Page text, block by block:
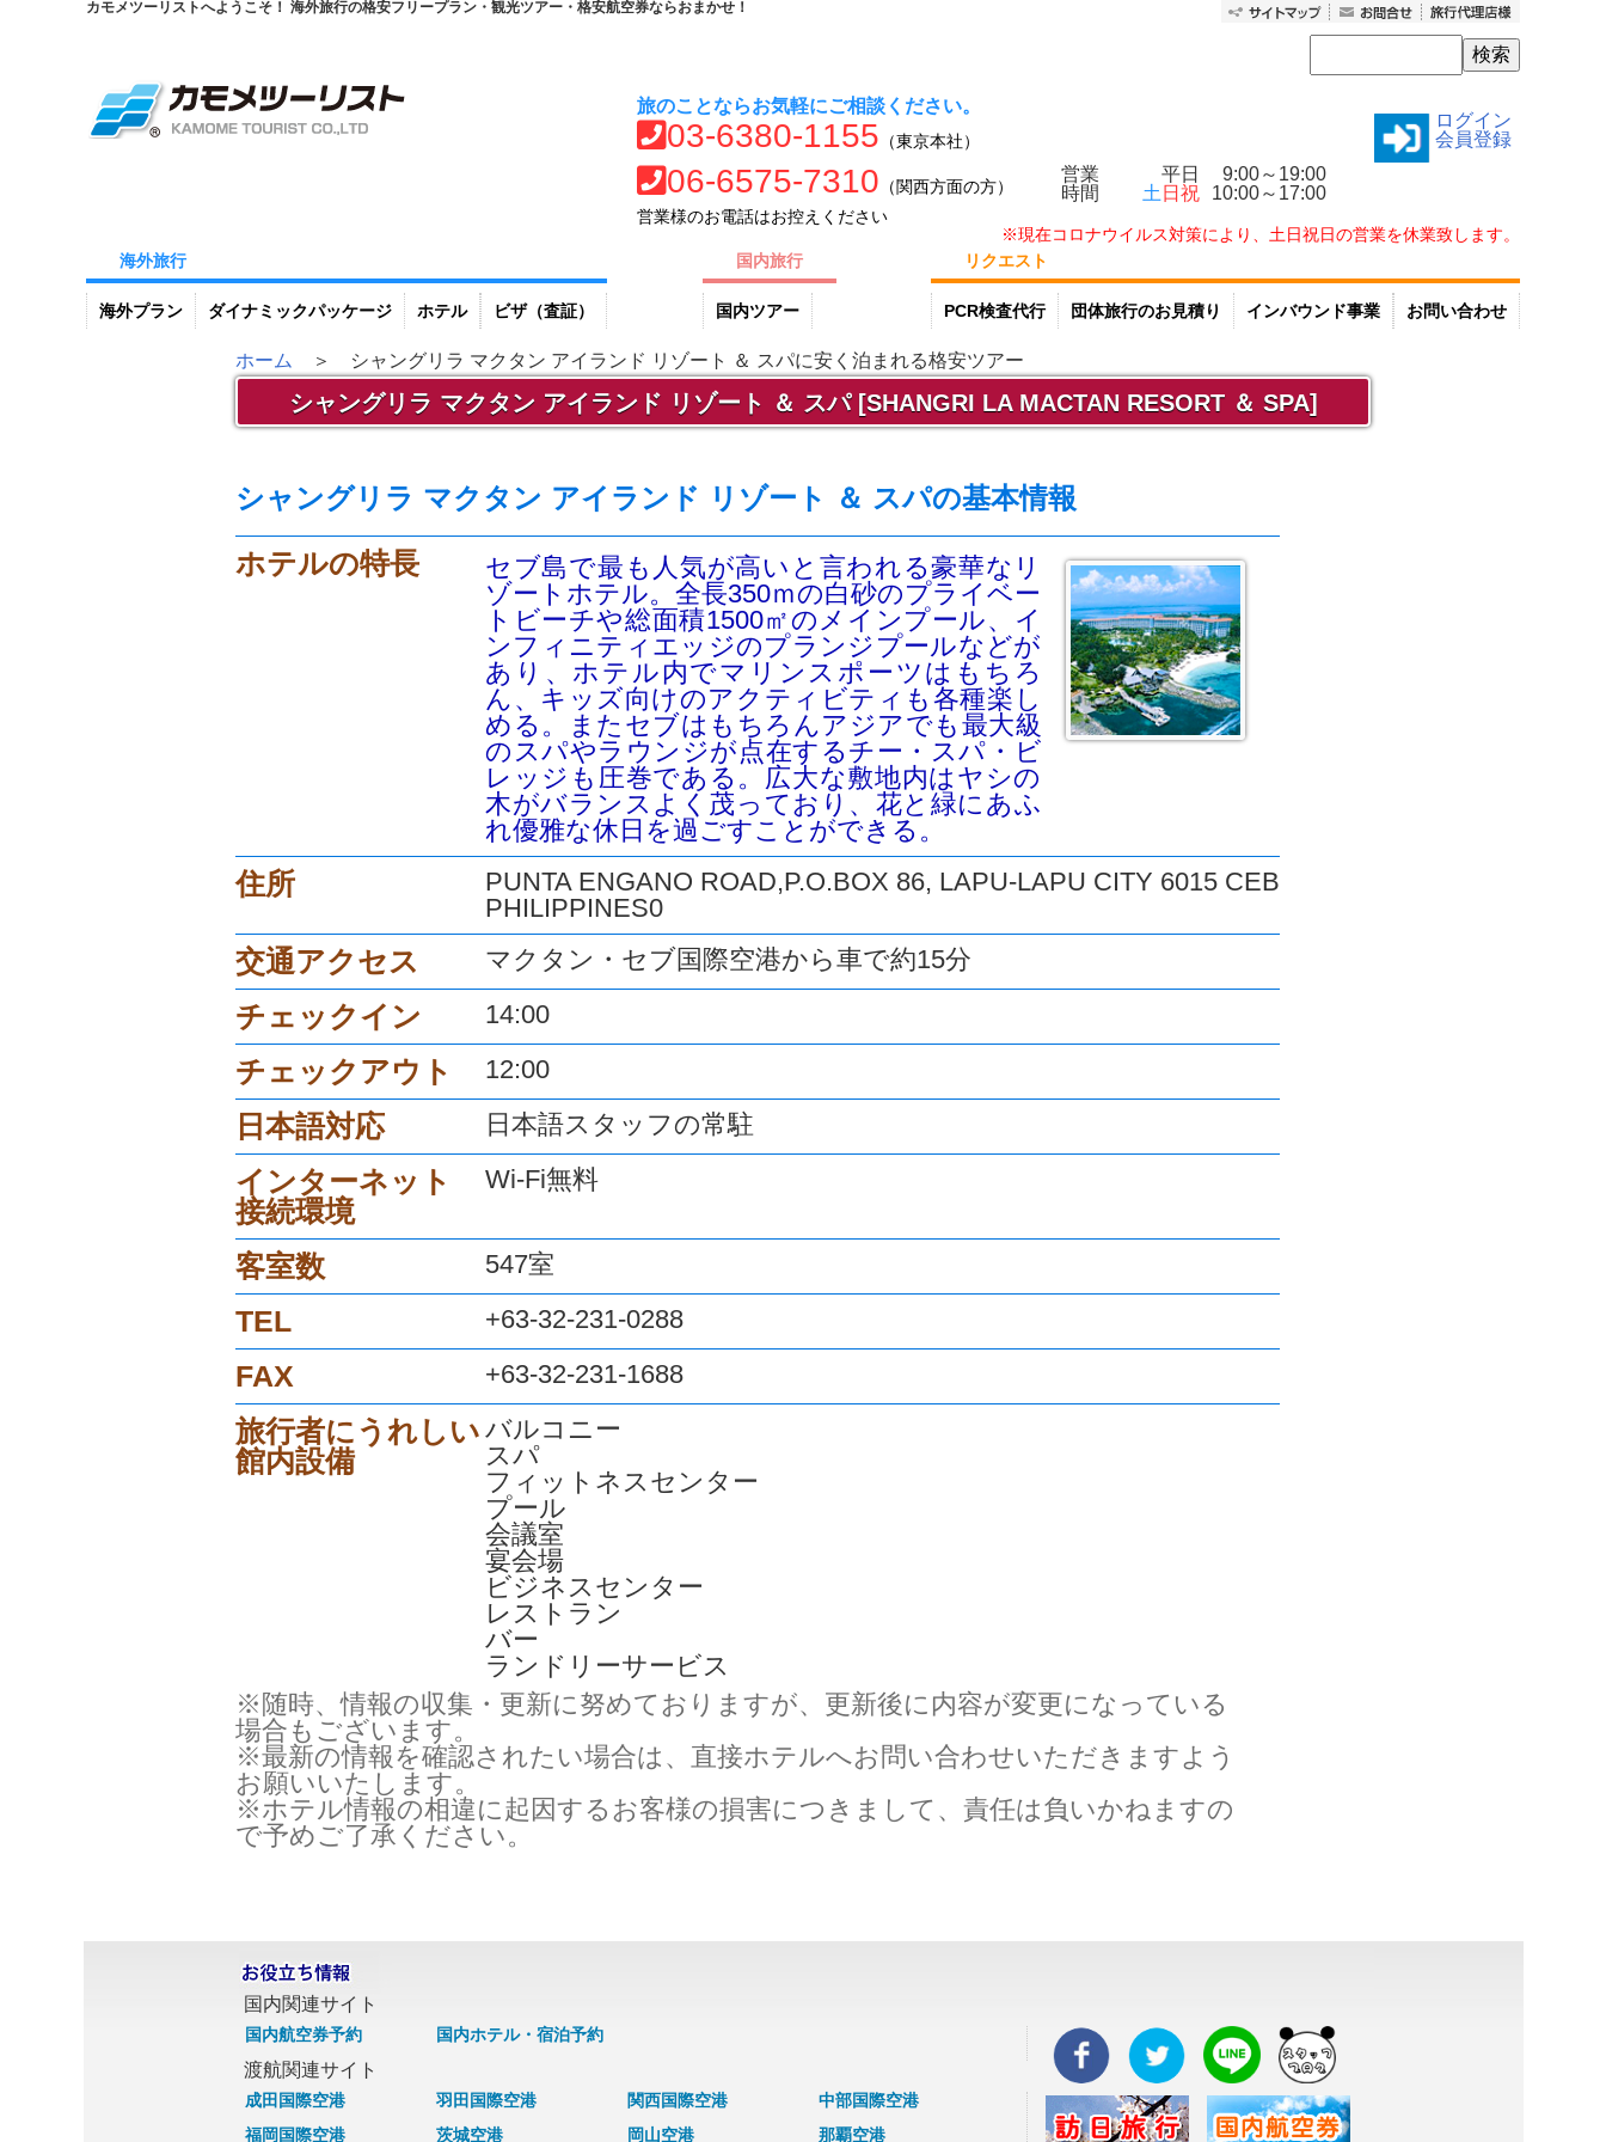
カモメツーリストへようこそ！ 海外旅行の格安フリープラン・観光ツアー・格安航空券ならおまかせ！
旅のことならお気軽にご相談ください。
03-6380-1155 （東京本社）
06-6575-7310 （関西方面の方）
営業様のお電話はお控えください
営業
時間
平日
土 日祝
9:00～19:00
10:00～17:00
ログイン
会員登録
※現在コロナウイルス対策により、土日祝日の営業を休業致します。
海外旅行
海外プラン ダイナミックパッケージ ホテル ビザ（査証）
国内旅行
国内ツアー
リクエスト
PCR検査代行 団体旅行のお見積り インバウンド事業 お問い合わせ
ホーム ＞ シャングリラ マクタン アイランド リゾート ＆ スパに安く泊まれる格安ツアー
シャングリラ マクタン アイランド リゾート ＆ スパ [SHANGRI LA MACTAN RESORT ＆ SPA]
シャングリラ マクタン アイランド リゾート ＆ スパの基本情報
ホテルの特長
セブ島で最も人気が高いと言われる豪華なリ
ゾートホテル。全長350ｍの白砂のプライベー
トビーチや総面積1500㎡のメインプール、イ
ンフィニティエッジのプランジプールなどが
あり、ホテル内でマリンスポーツはもちろ
ん、キッズ向けのアクティビティも各種楽し
める。またセブはもちろんアジアでも最大級
のスパやラウンジが点在するチー・スパ・ビ
レッジも圧巻である。広大な敷地内はヤシの
木がバランスよく茂っており、花と緑にあふ
れ優雅な休日を過ごすことができる。
住所
PUNTA ENGANO ROAD,P.O.BOX 86, LAPU-LAPU CITY 6015 CEB
PHILIPPINES0
交通アクセス マクタン・セブ国際空港から車で約15分
チェックイン 14:00
チェックアウト 12:00
日本語対応 日本語スタッフの常駐
インターネット
接続環境
Wi-Fi無料
客室数 547室
TEL +63-32-231-0288
FAX +63-32-231-1688
旅行者にうれしい
館内設備
バルコニー
スパ
フィットネスセンター
プール
会議室
宴会場
ビジネスセンター
レストラン
バー
ランドリーサービス
※随時、情報の収集・更新に努めておりますが、更新後に内容が変更になっている
場合もございます。
※最新の情報を確認されたい場合は、直接ホテルへお問い合わせいただきますよう
お願いいたします。
※ホテル情報の相違に起因するお客様の損害につきまして、責任は負いかねますの
で予めご了承ください。
国内関連サイト
国内航空券予約 国内ホテル・宿泊予約
渡航関連サイト
成田国際空港 羽田国際空港 関西国際空港
中部国際空港
福岡国際空港
茨城空港 岡山空港 那覇空港